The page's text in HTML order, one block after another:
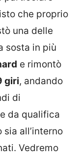
che proprio
una delle
sosta in più
e rimontò
giri, andando
di
da qualifica
all’interno
Vedremo